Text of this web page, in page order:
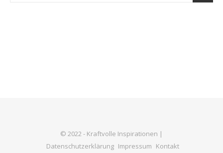
© 2022 - Kraftvolle Inspirationen |
Datenschutzerklärung Impressum Kontakt